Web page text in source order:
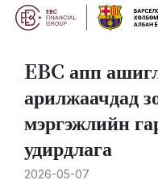
EBC апп
арилжаачдад
мэргэжлийн
удирдлага
2026-05-07